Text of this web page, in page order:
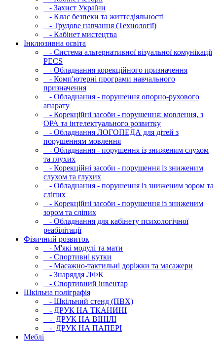
- Захист України
- Клас безпеки та життєдіяльності
- Трудове навчання (Технології)
- Кабінет мистецтва
Інклюзивна освіта
- Система альтернативної візуальної комунікації
PECS
- Обладнання корекційного призначення
- Комп'ютерні програми навчального
призначення
- Обладнання - порушення опорно-рухового
апарату
- Корекційні засоби - порушення: мовлення, з
ОРА та інтелектуального розвитку
- Обладнання ЛОГОПЕДА для дітей з
порушенням мовлення
- Обладнання - порушення із зниженим слухом
та глухих
- Корекційні засоби - порушення із зниженим
слухом та глухих
- Обладнання - порушення із зниженим зором та
сліпих
- Корекційні засоби - порушення із зниженим
зором та сліпих
- Обладнання для кабінету психологічної
реабілітації
Фізичний розвиток
- М'які модулi та мати
- Спортивні кутки
- Масажно-тактильні доріжки та масажери
- Знаряддя ЛФК
- Спортивний інвентар
Шкільна поліграфія
- Шкільний стенд (ПВХ)
- ДРУК НА ТКАНИНІ
- ДРУК НА ВІНІЛІ
- ДРУК НА ПАПЕРІ
Меблі